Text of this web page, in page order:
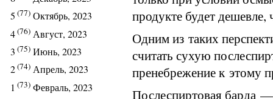
5 (77) Октябрь, 2023
4(76) Август, 2023
3 (75) Июнь, 2023
2(74) Апрель, 2023
1 (73) Февраль, 2023
продукте будет дешевле,
Одним из таких
считать сухую
пренебрежение к этому
Послеспиртовая барда